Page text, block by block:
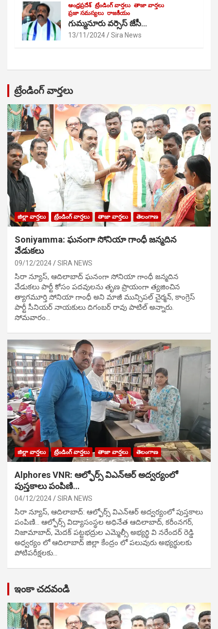
ఆంధ్రప్రదేశ్ ట్రేండింగ్ వార్తలు తాజా వార్తలు
ప్రజా సమస్యలు రాజకీయం
గుమ్మనూరు వర్సెస్ జేసీ…
13/11/2024 Sira News
ట్రేండింగ్ వార్తలు
జిల్లా వార్తలు ట్రేండింగ్ వార్తలు తాజా వార్తలు తెలంగాణ
Soniyamma: ఘ‌నంగా సోనియా గాంధీ జ‌న్మ‌దిన
వేడుక‌లు
09/12/2024 SIRA NEWS
సిరా న్యూస్, ఆదిలాబాద్ ఘ‌నంగా సోనియా గాంధీ జ‌న్మ‌దిన
వేడుక‌లు పార్టీ కోసం ప‌ద‌వుల‌ను తృణ ప్రాయంగా త్య‌జించిన
త్యాగమూర్తి సోనియా గాంధీ అని మాజీ మున్సిప‌ల్ చైర్మ‌న్, కాంగ్రెస్
పార్టీ సీనియ‌ర్ నాయ‌కులు దిగంబ‌ర్ రావు పాటిల్ అన్నారు.
సోమవారం…
జిల్లా వార్తలు ట్రేండింగ్ వార్తలు తాజా వార్తలు తెలంగాణ
Alphores VNR: ఆల్ఫోర్స్ విఎన్ఆర్ అద్వర్యంలో
పుస్తకాలు పంపిణి…
04/12/2024 SIRA NEWS
సిరా న్యూస్, ఆదిలాబాద్: ఆల్ఫోర్స్ విఎన్ఆర్ అద్వర్యంలో పుస్తకాలు
పంపిణి… ఆల్ఫోర్స్ విద్యాసంస్థల అధినేత ఆదిలాబాద్, కరీంనగర్,
నిజామాబాద్, మెదక్ పట్టభద్రుల ఎమ్మెల్సీ అభ్యర్థి వి నరేందర్ రెడ్డి
అధ్వర్యం లో ఆదిలాబాద్ జిల్లా కేంద్రం లో పలువురు అభ్యర్థులకు
పోటిప‌రీక్ష‌ల‌కు…
ఇంకా చదవండి